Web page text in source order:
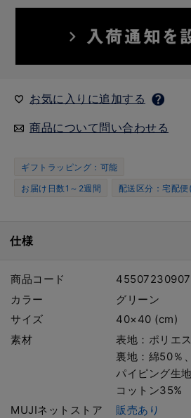
お気に入りに追加する
商品について問い合わせる
ギフトラッピング：可能
お届け日数1～2週間
配送区分：宅配
仕様
商品コード
カラー
グリーン
サイズ
40×40 (cm)
素材
表地：ポリエ
裏地：綿50％
パイピング生
コットン35%
MUJIネットストア
販売あり